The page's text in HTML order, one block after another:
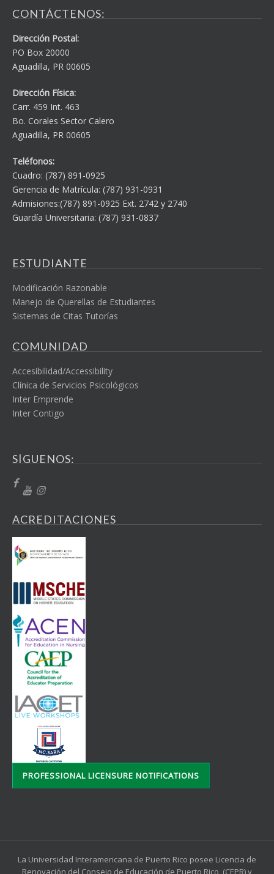
CONTÁCTENOS:
Dirección Postal:
PO Box 20000
Aguadilla, PR 00605
Dirección Física:
Carr. 459 Int. 463
Bo. Corales Sector Calero
Aguadilla, PR 00605
Teléfonos:
Cuadro: (787) 891-0925
Gerencia de Matrícula: (787) 931-0931
Admisiones:(787) 891-0925 Ext. 2742 y 2740
Guardía Universitaria: (787) 931-0837
ESTUDIANTE
Modificación Razonable
Manejo de Querellas de Estudiantes
Sistemas de Citas Tutorías
COMUNIDAD
Accesibilidad/Accessibility
Clínica de Servicios Psicológicos
Inter Emprende
Inter Contigo
SÍGUENOS:
ACREDITACIONES
PROFESSIONAL LICENSURE NOTIFICATIONS
La Universidad Interamericana de Puerto Rico posee Licencia de
Renovación del Consejo de Educación de Puerto Rico (CEPR) y